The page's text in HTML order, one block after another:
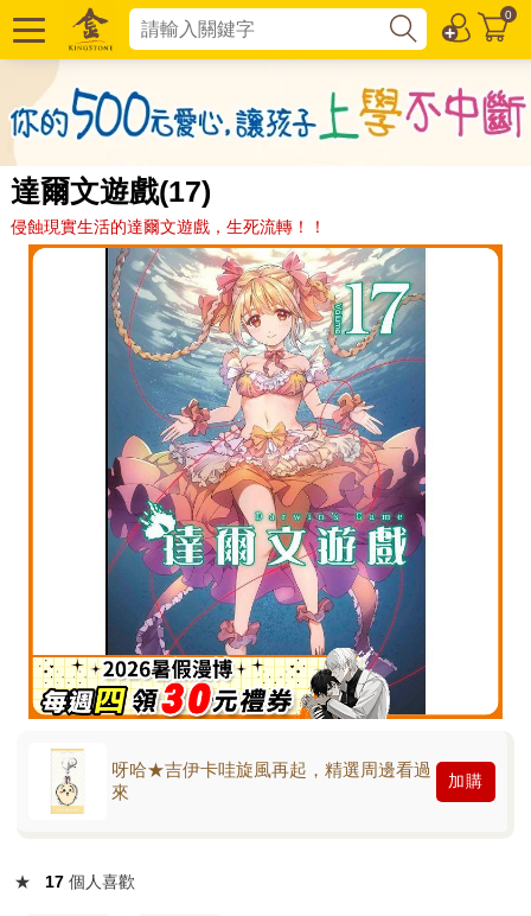
0
達爾文遊戲(17)
侵蝕現實生活的達爾文遊戲，生死流轉！！
呀哈★吉伊卡哇旋風再起，精選周邊看過
來
加購
★ 17 個人喜歡